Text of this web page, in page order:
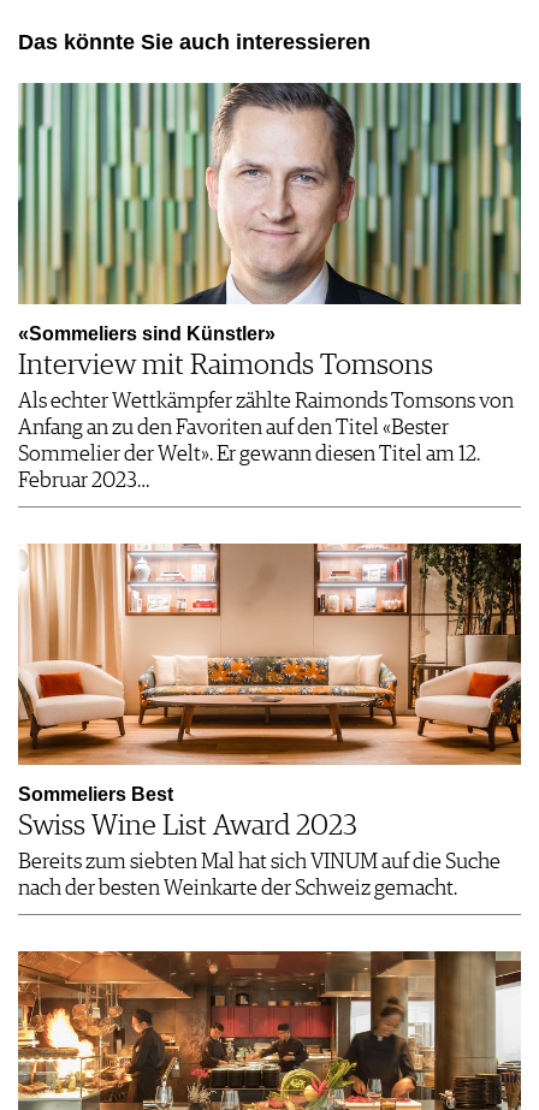
Das könnte Sie auch interessieren
«Sommeliers sind Künstler»
Interview mit Raimonds Tomsons
Als echter Wettkämpfer zählte Raimonds Tomsons von
Anfang an zu den Favoriten auf den Titel «Bester
Sommelier der Welt». Er gewann diesen Titel am 12.
Februar 2023…
Sommeliers Best
Swiss Wine List Award 2023
Bereits zum siebten Mal hat sich VINUM auf die Suche
nach der besten Weinkarte der Schweiz gemacht.